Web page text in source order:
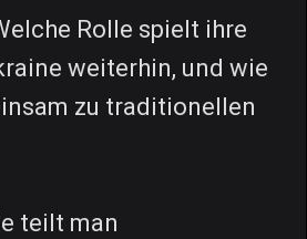
Rolle spielt ihre
weiterhin, und wie
zu traditionellen
teilt man